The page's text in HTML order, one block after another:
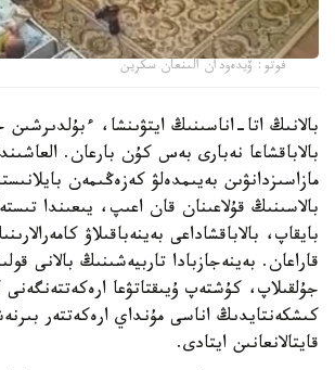
فوتو: ۆيدەودان الىنعان سكرين
بالانىڭ اتا-اناسىنىڭ ايتۋىنشا،
بالاباقشاعا نەبارى بەس كۇن بارعان.
مازاسىزدانۋىن بەيىمدەلۋ كەزەڭىمەن
بالاسىنىڭ قۇلاعىنان قان اعىپ، يىعىندا
بايقاپ، بالاباقشاداعى بەينەباقىلاۋ
قاراعان. بەينەجازبادا تاربيەشىنىڭ بالانى
جۇلقىلاپ، كۇشتەپ ۇيىقتاتۋعا
كىشكەنتايدىڭ اناسى مۇنداي ارەكەتتەر
قايتالانعانىن ايتادى.